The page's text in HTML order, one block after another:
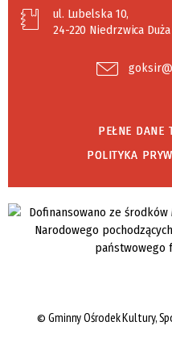
ul. Lubelska 10,
24-220 Niedrzwica Duża
PEŁNE DANE
POLITYKA
© Gminny Ośrodek Kultury,